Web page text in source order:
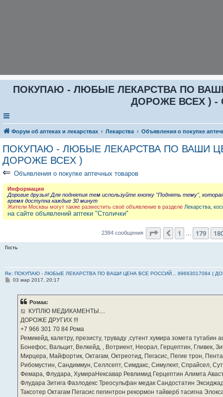
ПОКУПАЮ - ЛЮБЫЕ ЛЕКАРСТВА ПО ВАШИ
ДОРОЖЕ ВСЕХ ) -
Форум об аптеках и лекарствах Лекарства Объявления о покупке
ПОКУПАЮ - ЛЮБЫЕ ЛЕКАРСТВА ПО ВАШИ
ДОРОЖЕ ВСЕХ )
⇐ Объявления о покупке аптечных товаров
Информация
Дорогие друзья! Для поднятия тем используйте кнопку "Поднять тему",
время доступна каждые 30 минут
Жители Москвы могут также разместить своё объявление в разделе Лекарства,
на сайте объявлений аптеки "Столички"
2384 сообщения Страница 181из
Пред.
1 179
Гость
Re: ПОКУПАЮ - ЛЮБЫЕ ЛЕКАРСТВА ПО ВАШИ ЦЕНА ВСЕ РОССИЙ... 89663017084 (
С03 мар 2017, 20:17
Ромаа:
КУПЛЮ МЕДИКАМЕНТЫ....
ДОРОЖЕ ДРУГИХ !!!
‪+7 966 301 70 84‬ Рома
Ремикейд, калетру, презисту, труваду ,сутент хумира зомета
Бонефос, Вальцит, Велкейд, , Вотриент, Неорал, Герцептин, Гливек,
Мирцера, Майфортик, Октагам, Октреотид, Пегасис, Пегие трон,
Рибомустин, Сандиммун, Селлсепт, Симдакс, Симулект, Спрайсел,
Фемара, Флудара, ХумираНексавар Ревлимид Герцептин Алимта
Флудара Зитига Фазлодекс Треосульфан медак Сандостатин
Таксотер Октагам Пегасис пегинтрон рекормон тайверб тасигна